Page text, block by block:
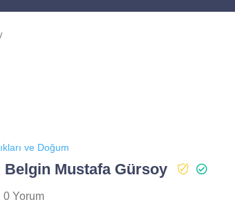
ve Doğum
Belgin Mustafa Gürsoy
0 Yorum